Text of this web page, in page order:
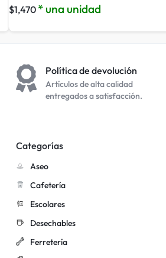
$1,470 * una unidad
Política de devolución
Artículos de alta calidad
entregados a satisfacción.
Categorías
Aseo
Cafetería
Escolares
Desechables
Ferretería